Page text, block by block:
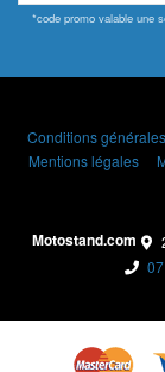
*code promo valable une
Conditions
Mentions légales
Motostand.com